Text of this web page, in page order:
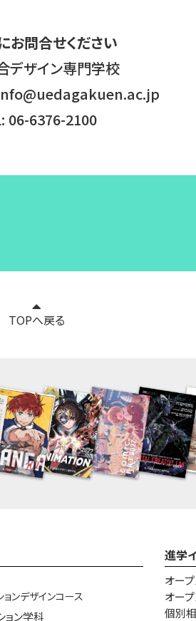
お問合せください
デザイン専門学校
06-6376-2100
TOPへ戻る
ンデザインコース
ョン学科
進学
オー
オー
個別